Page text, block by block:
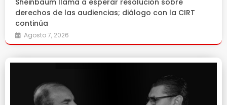
Sheinbaum llama a esperar resolución sobre
derechos de las audiencias; diálogo con la CIRT
continúa
Agosto 7, 2026